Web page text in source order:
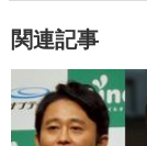
関連記事